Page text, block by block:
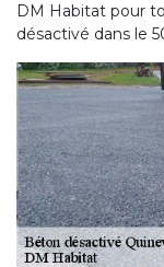
DM Habitat pour
désactivé dans le